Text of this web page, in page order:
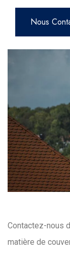
Nous
Contactez-nous
matière de